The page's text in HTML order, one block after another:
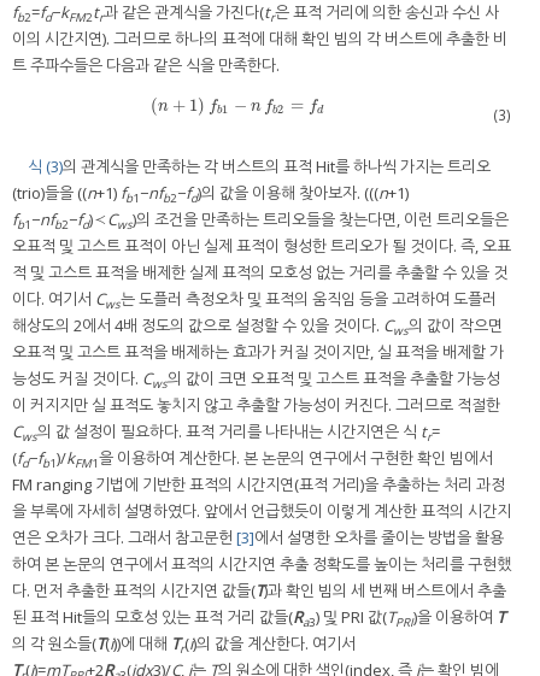
fb2=fd−kFM2tr과 같은 관계식을 가진다(tr은 표적 거리에 의한 송신과 수신 사
이의 시간지연). 그러므로 하나의 표적에 대해 확인 빔의 각 버스트에 추출한 비
트 주파수들은 다음과 같은 식을 만족한다.
(n + 1) fb1 − n fb2 = fd
(n +1 fb1 −n fb2= d (3)
식 (3)의 관계식을 만족하는 각 버스트의 표적 Hit를 하나씩 가지는 트리오
(trio)들을 ((n+1) fb1 −nfb2−fd)의 값을 이용해 찾아보자. (((n+1)
fb1 −nfb2−fd)≺Cws)의 조건을 만족하는 트리오들을 찾는다면, 이런 트리오들은
오표적 및 고스트 표적이 아닌 실제 표적이 형성한 트리오가 될 것이다. 즉, 오표
적 및 고스트 표적을 배제한 실제 표적의 모호성 없는 거리를 추출할 수 있을 것
이다. 여기서 Cws는 도플러 측정오차 및 표적의 움직임 등을 고려하여 도플러
해상도의 2에서 4배 정도의 값으로 설정할 수 있을 것이다. Cws의 값이 작으면
오표적 및 고스트 표적을 배제하는 효과가 커질 것이지만, 실 표적을 배제할 가
능성도 커질 것이다. Cws의 값이 크면 오표적 및 고스트 표적을 추출할 가능성
이 커지지만 실 표적도 놓치지 않고 추출할 가능성이 커진다. 그러므로 적절한
Cws의 값 설정이 필요하다. 표적 거리를 나타내는 시간지연은 식 tr=
(fd−fb1)/kFM1을 이용하여 계산한다. 본 논문의 연구에서 구현한 확인 빔에서
FM ranging 기법에 기반한 표적의 시간지연(표적 거리)을 추출하는 처리 과정
을 부록에 자세히 설명하였다. 앞에서 언급했듯이 이렇게 계산한 표적의 시간지
연은 오차가 크다. 그래서 참고문헌 [3]에서 설명한 오차를 줄이는 방법을 활용
하여 본 논문의 연구에서 표적의 시간지연 추출 정확도를 높이는 처리를 구현했
다. 먼저 추출한 표적의 시간지연 값들(T)과 확인 빔의 세 번째 버스트에서 추출
된 표적 Hit들의 모호성 있는 표적 거리 값들(Ra3) 및 PRI 값(TPRI)을 이용하여 T
의 각 원소들(T(i))에 대해 Tr(i)의 값을 계산한다. 여기서
T (i)=mT +2R (idx3)/C, i는 T의 원소에 대한 색인(index, 즉 i는 확인 빔에